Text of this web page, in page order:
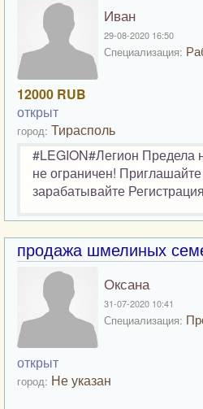
Иван
29-08-2020 16:50
Специализация:
12000 RUB
открыт
город: Тирасполь
#LEGION#Легион Предела
не ограничен!
зарабатывайте
продажа шмелиных
Оксана
31-07-2020 10:41
Специализация:
открыт
город: Не указан